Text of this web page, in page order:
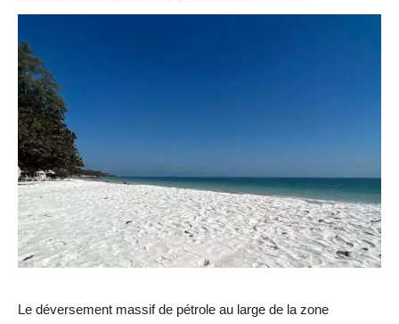
Le déversement massif de pétrole au large de la zone